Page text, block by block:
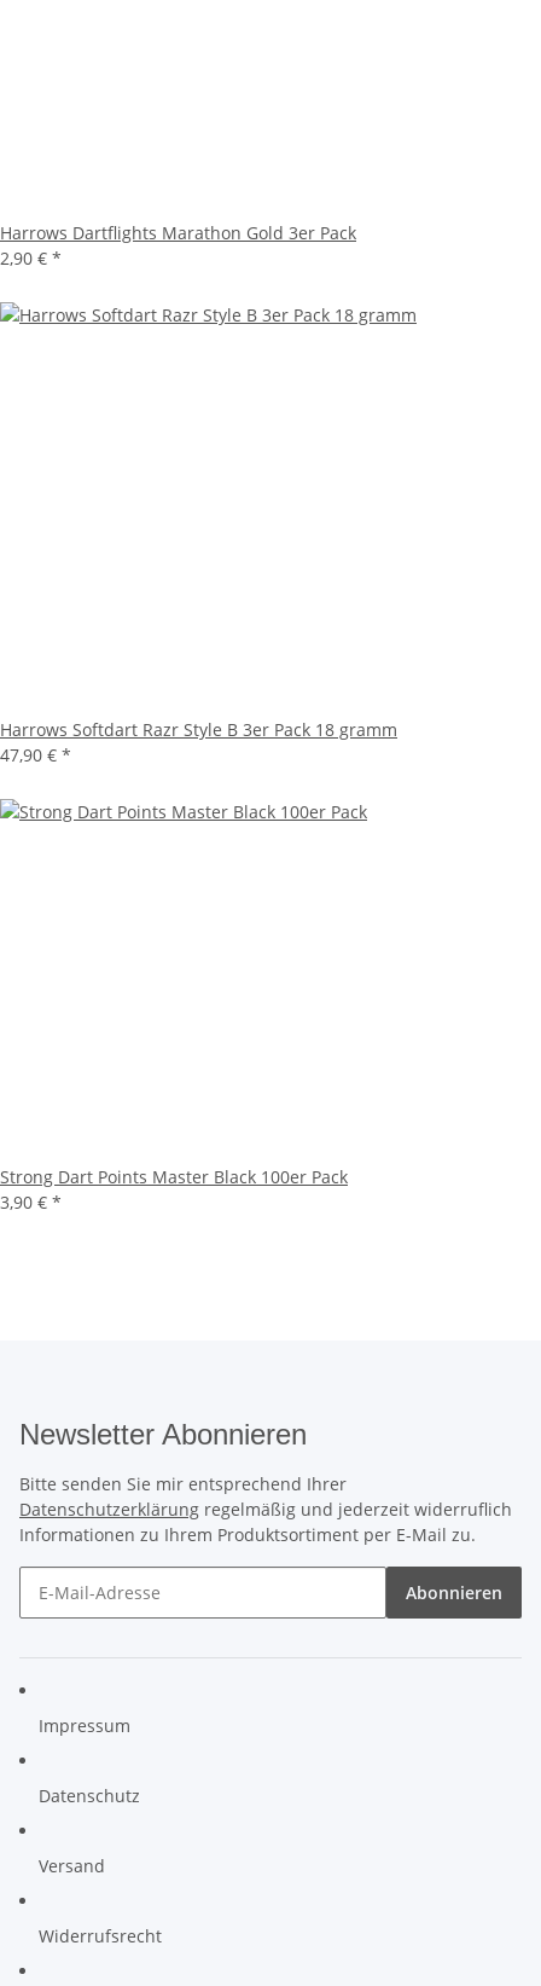
Harrows Dartflights Marathon Gold 3er Pack
2,90 € *
Harrows Softdart Razr Style B 3er Pack 18 gramm
47,90 € *
Strong Dart Points Master Black 100er Pack
3,90 € *
Newsletter Abonnieren
Bitte senden Sie mir entsprechend Ihrer
Datenschutzerklärung regelmäßig und jederzeit widerruflich
Informationen zu Ihrem Produktsortiment per E-Mail zu.
Abonnieren
Impressum
Datenschutz
Versand
Widerrufsrecht